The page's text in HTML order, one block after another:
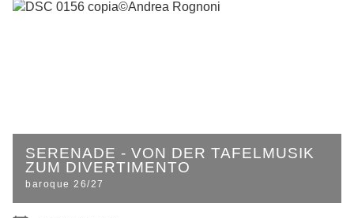
SERENADE - VON DER TAFELMUSIK
ZUM DIVERTIMENTO
baroque 26/27